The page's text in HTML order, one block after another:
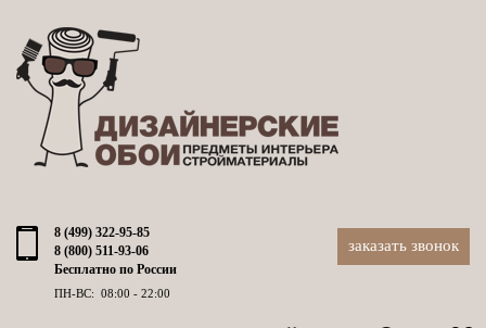
8 (499) 322-95-85
8 (800) 511-93-06
Бесплатно по России
ПН-ВС: 08:00 - 22:00
заказать звонок